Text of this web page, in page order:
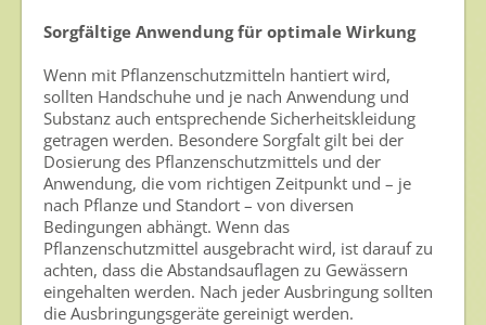
Nutzen von Pflanzenschutzmitteln
Sichere Lebensmittel
Zulassung
Gesunde Menschen
Versorgungs- & Ernährungssicherheit
Gepflegtes Eigenheim
Sorgfältige Anwendung für optimale Wirkung
Wenn mit Pflanzenschutzmitteln hantiert wird,
sollten Handschuhe und je nach Anwendung und
Substanz auch entsprechende Sicherheitskleidung
getragen werden. Besondere Sorgfalt gilt bei der
Dosierung des Pflanzenschutzmittels und der
Anwendung, die vom richtigen Zeitpunkt und – je
nach Pflanze und Standort – von diversen
Bedingungen abhängt. Wenn das
Pflanzenschutzmittel ausgebracht wird, ist darauf zu
achten, dass die Abstandsauflagen zu Gewässern
eingehalten werden. Nach jeder Ausbringung sollten
die Ausbringungsgeräte gereinigt werden.